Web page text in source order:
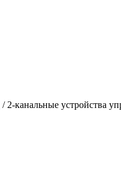
/ 2-канальные устройства